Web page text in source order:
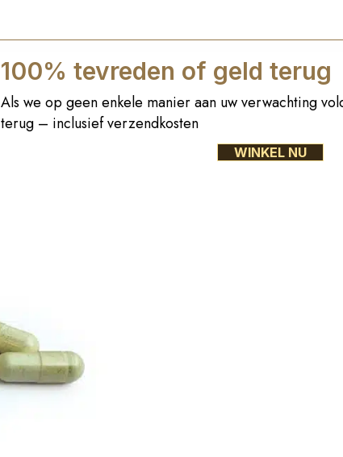
100% tevreden of geld terug
Als we op geen enkele manier aan uw verwachting
terug – inclusief verzendkosten
WINKEL NU